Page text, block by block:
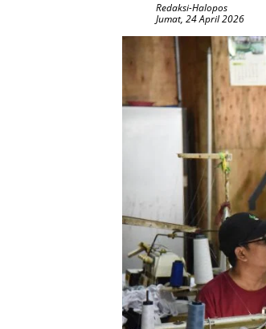
Redaksi-Halopos
Jumat, 24 April 2026